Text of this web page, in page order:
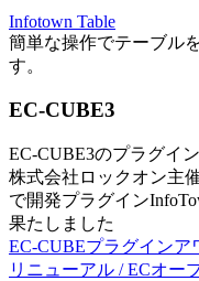
Infotown Table
簡単な操作でテーブル
す。
EC-CUBE3
EC-CUBE3のプラグイ
株式会社ロックオン主
で開発プラグイン
果たしました
EC-CUBEプラグインア
リニューアル / ECオー